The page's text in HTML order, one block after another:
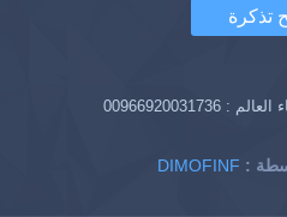
تذكرة
العالم : 00966920031736
DIMOFINF